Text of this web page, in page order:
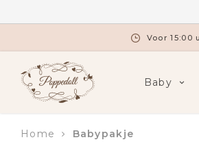
Voor
Baby
Home Babypakje